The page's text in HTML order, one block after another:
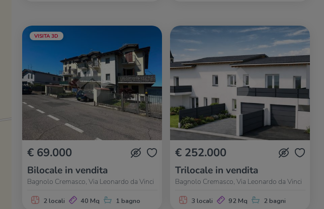
VISITA 3D
€ 69.000
Bilocale in vendita
Bagnolo Cremasco, Via Leonardo da Vinci
2 locali 40 Mq 1 bagno
€ 252.000
Trilocale in vendita
Bagnolo Cremasco, Via Leonardo da Vinci
3 locali 92 Mq 2 bagni